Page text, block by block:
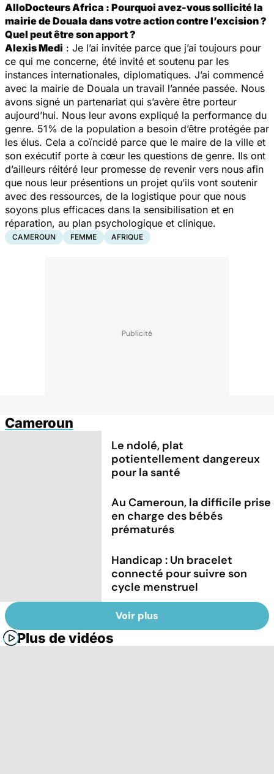
AlloDocteurs Africa : Pourquoi avez-vous sollicité la
mairie de Douala dans votre action contre l’excision ?
Quel peut être son apport ?
Alexis Medi : Je l’ai invitée parce que j’ai toujours pour
ce qui me concerne, été invité et soutenu par les
instances internationales, diplomatiques. J’ai commencé
avec la mairie de Douala un travail l’année passée. Nous
avons signé un partenariat qui s’avère être porteur
aujourd’hui. Nous leur avons expliqué la performance du
genre. 51% de la population a besoin d’être protégée par
les élus. Cela a coïncidé parce que le maire de la ville et
son exécutif porte à cœur les questions de genre. Ils ont
d’ailleurs réitéré leur promesse de revenir vers nous afin
que nous leur présentions un projet qu’ils vont soutenir
avec des ressources, de la logistique pour que nous
soyons plus efficaces dans la sensibilisation et en
réparation, au plan psychologique et clinique.
CAMEROUN FEMME AFRIQUE
Cameroun
Le ndolé, plat
potientellement dangereux
pour la santé
Au Cameroun, la difficile prise
en charge des bébés
prématurés
Handicap : Un bracelet
connecté pour suivre son
cycle menstruel
Voir plus
Plus de vidéos